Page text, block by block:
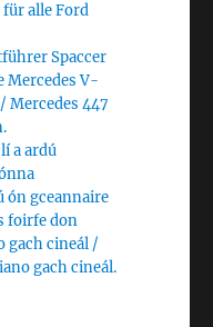
alle Ford
Spaccer
Mercedes V-
Mercedes 447
a ardú
ón gceannaire
foirfe don
gach cineál /
gach cineál.